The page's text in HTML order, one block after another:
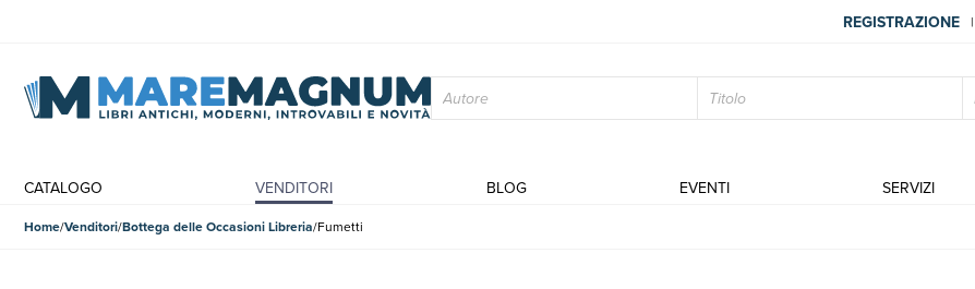
REGISTRAZIONE |
CATALOGO VENDITORI BLOG EVENTI SERVIZI
Home Venditori Bottega delle Occasioni Libreria Fumetti